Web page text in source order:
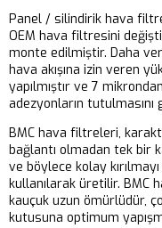
Panel / silindirik hava
OEM hava filtresini
monte edilmiştir. Daha
hava akışına izin veren
yapılmıştır ve 7
adezyonların tutulmasını
BMC hava filtreleri,
bağlantı olmadan tek bir
ve böylece kolay
kullanılarak üretilir. BMC
kauçuk uzun ömürlüdür,
kutusuna optimum